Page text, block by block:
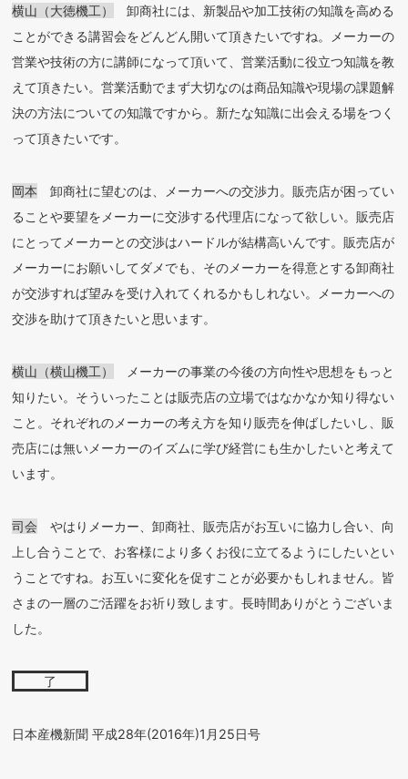
横山（大徳機工）
卸商社には、新製品や加工技術の知識を高める
ことができる講習会をどんどん開いて頂きたいですね。メーカーの
営業や技術の方に講師になって頂いて、営業活動に役立つ知識を教
えて頂きたい。営業活動でまず大切なのは商品知識や現場の課題解
決の方法についての知識ですから。新たな知識に出会える場をつく
って頂きたいです。
岡本 卸商社に望むのは、メーカーへの交渉力。販売店が困ってい
ることや要望をメーカーに交渉する代理店になって欲しい。販売店
にとってメーカーとの交渉はハードルが結構高いんです。販売店が
メーカーにお願いしてダメでも、そのメーカーを得意とする卸商社
が交渉すれば望みを受け入れてくれるかもしれない。メーカーへの
交渉を助けて頂きたいと思います。
横山（横山機工）
メーカーの事業の今後の方向性や思想をもっと
知りたい。そういったことは販売店の立場ではなかなか知り得ない
こと。それぞれのメーカーの考え方を知り販売を伸ばしたいし、販
売店には無いメーカーのイズムに学び経営にも生かしたいと考えて
います。
司会 やはりメーカー、卸商社、販売店がお互いに協力し合い、向
上し合うことで、お客様により多くお役に立てるようにしたいとい
うことですね。お互いに変化を促すことが必要かもしれません。皆
さまの一層のご活躍をお祈り致します。長時間ありがとうございま
した。
了
日本産機新聞 平成28年(2016年)1月25日号